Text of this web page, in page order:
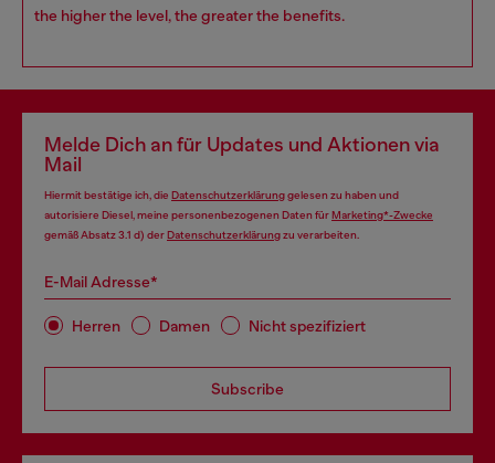
the higher the level, the greater the benefits.
Melde Dich an für Updates und Aktionen via
Mail
Hiermit bestätige ich, die Datenschutzerklärunggelesen zu haben und
autorisiere Diesel, meine personenbezogenen Daten fürMarketing*-Zwecke
gemäß Absatz 3.1 d) derDatenschutzerklärungzu verarbeiten.
E-Mail Adresse*
Herren Damen Nicht spezifiziert
Subscribe